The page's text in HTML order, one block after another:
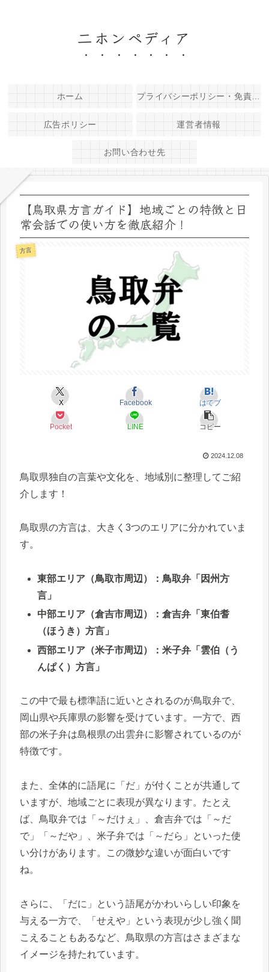
二ホンペディア
ホーム
広告ポリシー 運営者情報
お問い合わせ先
【鳥取県方言ガイド】地域ごとの特徴と日
常会話での使い方を徹底紹介！
方言
X Facebook はてブ
Pocket LINE コピー
2024.12.08
鳥取県独自の言葉や文化を、地域別に整理してご紹
介します！
鳥取県の方言は、大きく3つのエリアに分かれていま
す。
東部エリア（鳥取市周辺）：鳥取弁「因州方
言」
中部エリア（倉吉市周辺）：倉吉弁「東伯耆
（ほうき）方言」
西部エリア（米子市周辺）：米子弁「雲伯（う
んぱく）方言」
この中で最も標準語に近いとされるのが鳥取弁で、
岡山県や兵庫県の影響を受けています。一方で、西
部の米子弁は島根県の出雲弁に影響されているのが
特徴です。
また、全体的に語尾に「だ」が付くことが共通して
いますが、地域ごとに表現が異なります。たとえ
ば、鳥取弁では「～だけぇ」、倉吉弁では「～だ
で」「～だや」、米子弁では「～だら」といった使
い分けがあります。この微妙な違いが面白いです
ね。
さらに、「だに」という語尾がかわいらしい印象を
与える一方で、「せえや」という表現が少し強く聞
こえることもあるなど、鳥取県の方言はさまざまな
イメージを持たれています。